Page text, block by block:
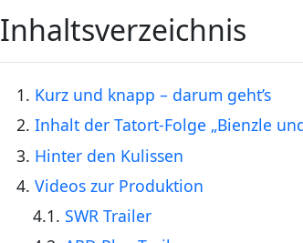
Inhaltsverzeichnis
1. Kurz und knapp – darum geht’s
2. Inhalt der Tatort-Folge „Bienzle
3. Hinter den Kulissen
4. Videos zur Produktion
4.1. SWR Trailer